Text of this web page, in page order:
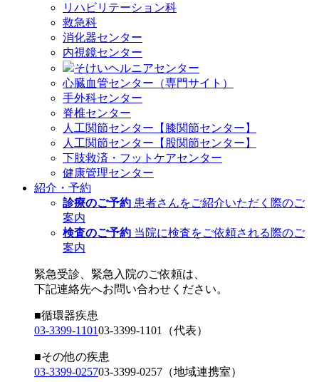
リハビリテーション科
救急科
消化器センター
内視鏡センター
そけいヘルニアセンター
心臓血管センター（専門サイト）
手外科センター
脊椎センター
人工関節センター【膝関節センター】
人工関節センター【股関節センター】
下肢救済・フットケアセンター
健康管理センター
紹介・予約
診療のご予約 患者さんをご紹介いただく際のご
案内
検査のご予約 当院に検査をご依頼される際のご
案内
緊急受診、緊急入院のご依頼は、
下記連絡先へお問い合わせください。
■循環器疾患
03-3399-110103-3399-1101 （代表）
■その他の疾患
03-3399-025703-3399-0257 （地域連携室）